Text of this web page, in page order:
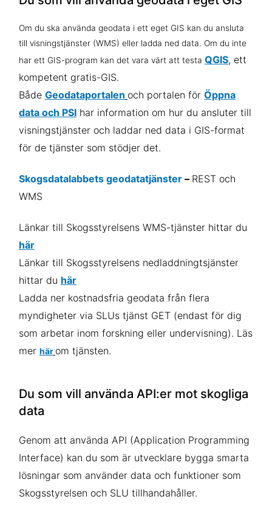
Om du ska använda geodata i ett eget GIS kan du ansluta
till visningstjänster (WMS) eller ladda ned data. Om du inte
har ett GIS-program kan det vara värt att testa QGIS, ett
kompetent gratis-GIS.
Både Geodataportalen och portalen för Öppna
data och PSI har information om hur du ansluter till
visningstjänster och laddar ned data i GIS-format
för de tjänster som stödjer det.
Skogsdatalabbets geodatatjänster – REST och
WMS
Länkar till Skogsstyrelsens WMS-tjänster hittar du
här
L änkar till Skogsstyrelsens nedladdningtsjänster
hittar du här
Ladda ner kostnadsfria geodata från flera
myndigheter via SLUs tjänst GET (endast för dig
som arbetar inom forskning eller undervisning). Läs
mer här om tjänsten.
Du som vill använda API:er mot skogliga
data
Genom att använda API (Application Programming
Interface) kan du som är utvecklare bygga smarta
lösningar som använder data och funktioner som
Skogsstyrelsen och SLU tillhandahåller.